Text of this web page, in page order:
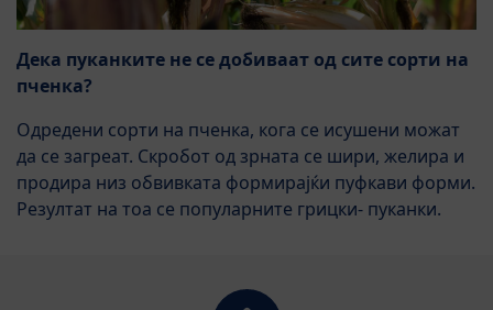
Дека пуканките не се добиваат од сите сорти на
пченка?
Одредени сорти на пченка, кога се исушени можат
да се загреат. Скробот од зрната се шири, желира и
продира низ обвивката формирајќи пуфкави форми.
Резултат на тоа се популарните грицки- пуканки.